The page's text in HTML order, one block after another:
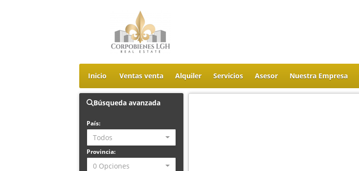
Inicio Ventas venta Alquiler Servicios Asesor Nuestra Empresa
Búsqueda avanzada
País:
Todos
Provincia:
0 Opciones